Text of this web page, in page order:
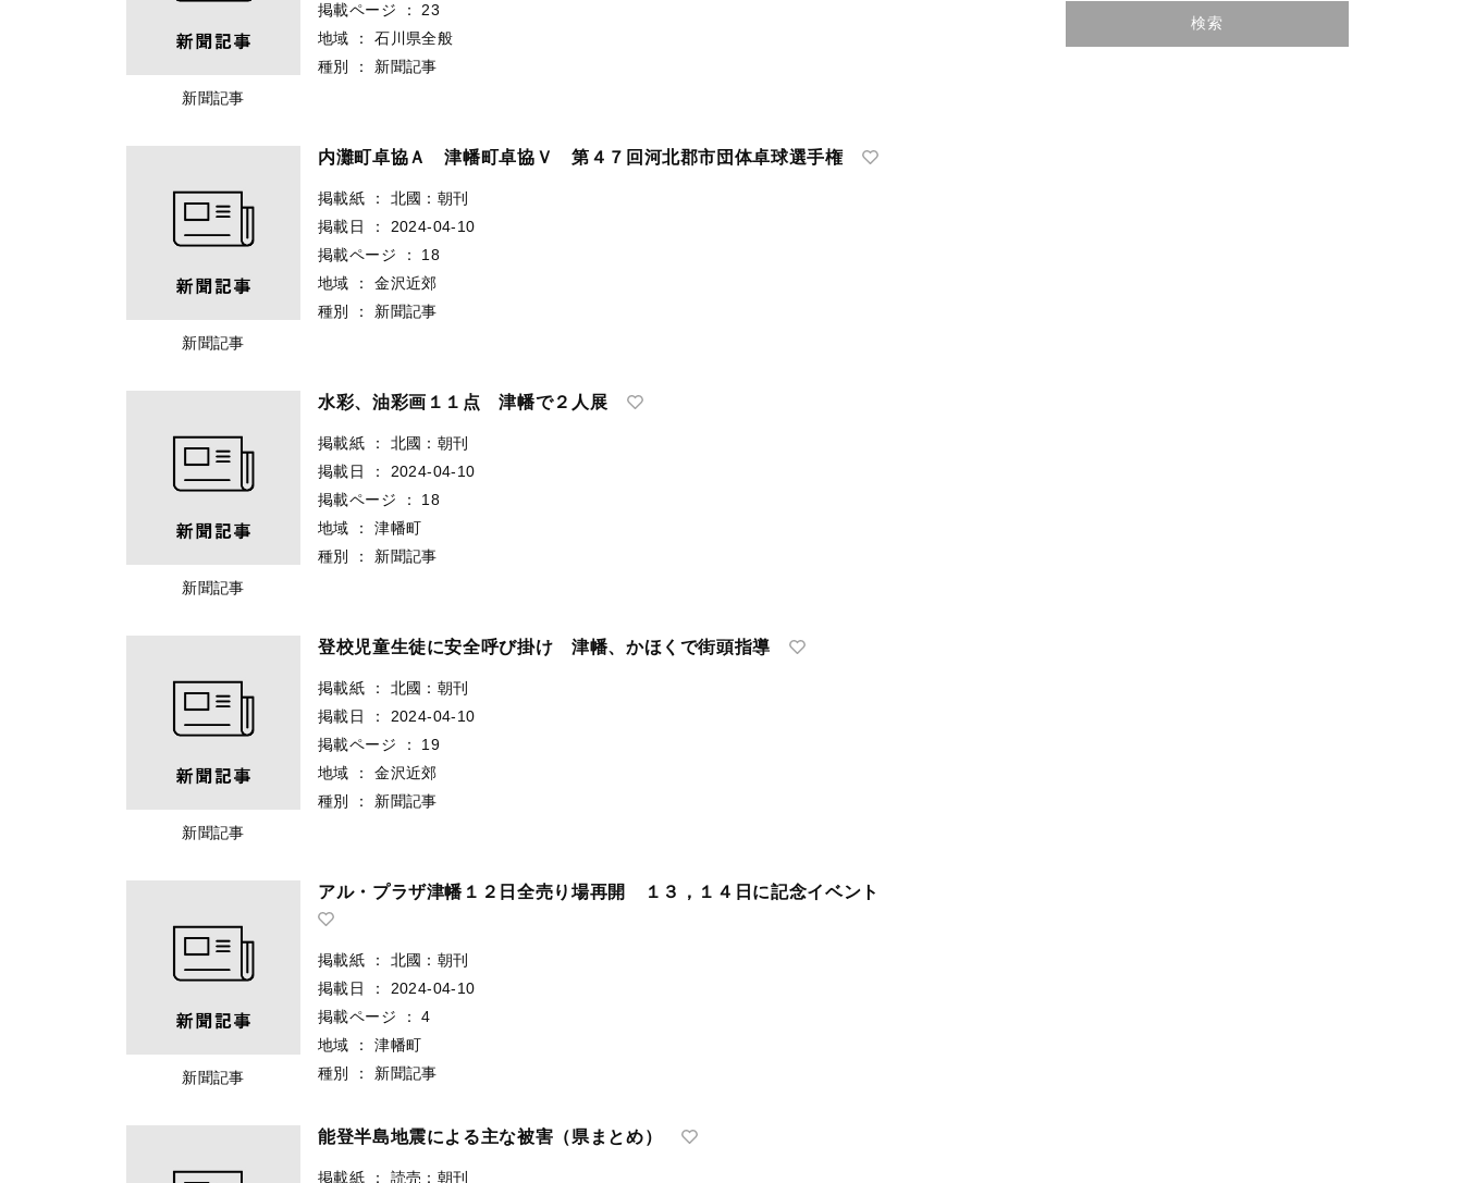
新聞記事
掲載ページ
：
23
地域
：
石川県全般
種別
： 新聞記事
新聞記事
内灘町卓協Ａ 津幡町卓協Ｖ 第４７回河北郡市団体卓球選手権
掲載紙 ：
北國：朝刊
掲載日
：
2024-04-10
掲載ページ
：
18
地域
：
金沢近郊
種別
： 新聞記事
新聞記事
水彩、油彩画１１点 津幡で２人展
掲載紙 ：
北國：朝刊
掲載日
：
2024-04-10
掲載ページ
：
18
地域
：
津幡町
種別
： 新聞記事
新聞記事
登校児童生徒に安全呼び掛け 津幡、かほくで街頭指導
掲載紙 ：
北國：朝刊
掲載日
：
2024-04-10
掲載ページ
：
19
地域
：
金沢近郊
種別
： 新聞記事
新聞記事
アル・プラザ津幡１２日全売り場再開 １３，１４日に記念イベント
掲載紙 ：
北國：朝刊
掲載日
：
2024-04-10
掲載ページ
：
4
地域
：
津幡町
種別
： 新聞記事
能登半島地震による主な被害（県まとめ）
掲載紙 ： 読売：朝刊
検索